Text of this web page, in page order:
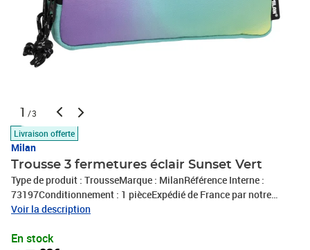
1 /3
Livraison offerte
Milan
Trousse 3 fermetures éclair Sunset Vert
Type de produit : TrousseMarque : MilanRéférence Interne :
73197Conditionnement : 1 pièceExpédié de France par notre
entrepot Lyonnais
Voir la description
En stock